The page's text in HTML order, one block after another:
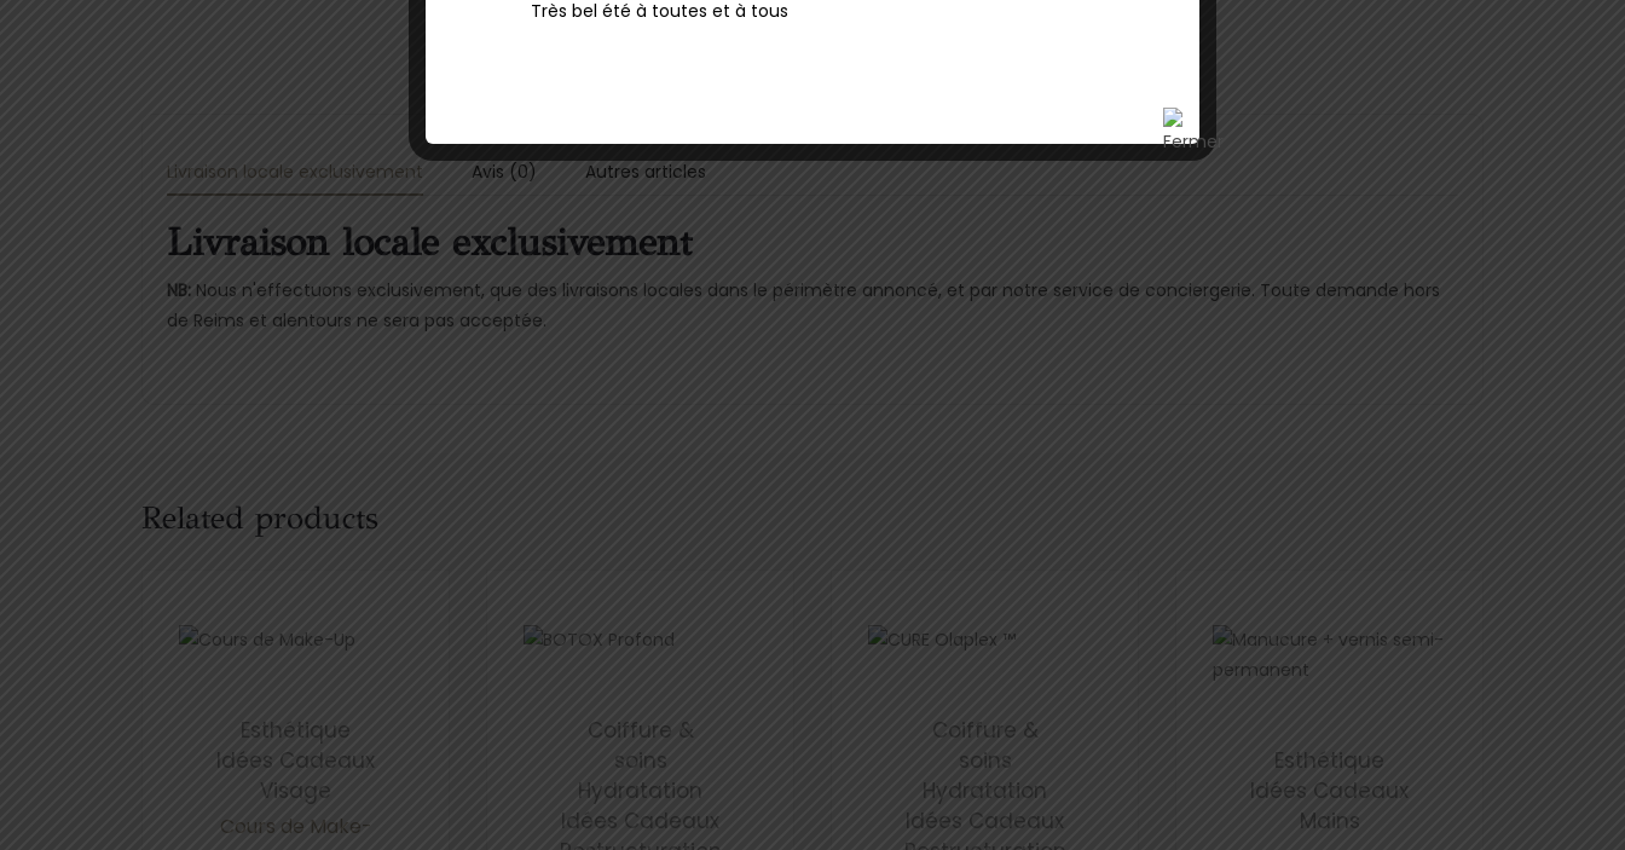
Livraison locale exclusivement Avis (0) Autres articles
Livraison locale exclusivement
NB: Nous n'effectuons exclusivement, que des livraisons locales dans le périmètre annoncé, et par notre service de conciergerie. Toute demande hors
de Reims et alentours ne sera pas acceptée.
Related products
Esthétique
Idées Cadeaux
Visage
Cours de Make-
Coiffure &
soins
Hydratation
Idées Cadeaux
Coiffure &
soins
Hydratation
Idées Cadeaux
Esthétique
Idées Cadeaux
Mains
Très bel été à toutes et à tous